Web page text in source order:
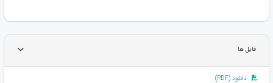
فایل ها
دانلود (PDF)